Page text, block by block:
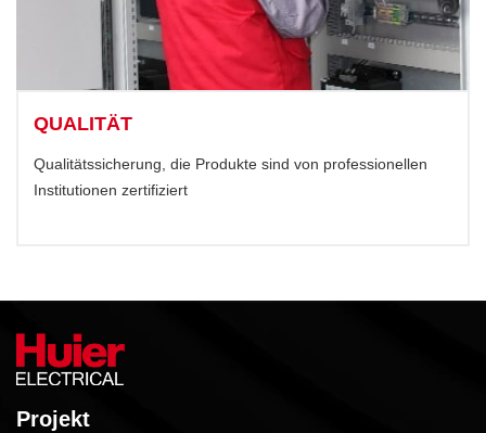
QUALITÄT
Qualitätssicherung, die Produkte sind von professionellen
Institutionen zertifiziert
Projekt